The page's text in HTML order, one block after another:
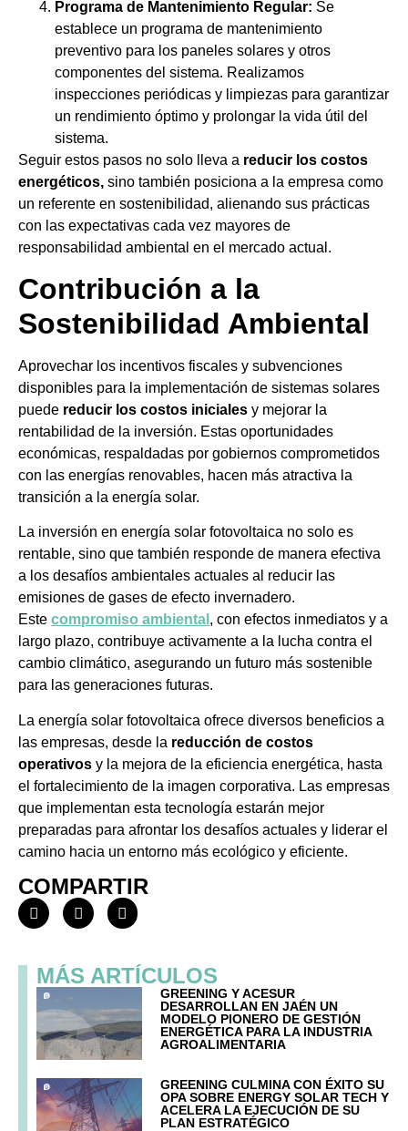
Programa de Mantenimiento Regular: Se
establece un programa de mantenimiento
preventivo para los paneles solares y otros
componentes del sistema. Realizamos
inspecciones periódicas y limpiezas para garantizar
un rendimiento óptimo y prolongar la vida útil del
sistema.
Seguir estos pasos no solo lleva a reducir los costos
energéticos, sino también posiciona a la empresa como
un referente en sostenibilidad, alienando sus prácticas
con las expectativas cada vez mayores de
responsabilidad ambiental en el mercado actual.
Contribución a la
Sostenibilidad Ambiental
Aprovechar los incentivos fiscales y subvenciones
disponibles para la implementación de sistemas solares
puede reducir los costos iniciales y mejorar la
rentabilidad de la inversión. Estas oportunidades
económicas, respaldadas por gobiernos comprometidos
con las energías renovables, hacen más atractiva la
transición a la energía solar.
La inversión en energía solar fotovoltaica no solo es
rentable, sino que también responde de manera efectiva
a los desafíos ambientales actuales al reducir las
emisiones de gases de efecto invernadero.
Este compromiso ambiental , con efectos inmediatos y a
largo plazo, contribuye activamente a la lucha contra el
cambio climático, asegurando un futuro más sostenible
para las generaciones futuras.
La energía solar fotovoltaica ofrece diversos beneficios a
las empresas, desde la reducción de costos
operativos y la mejora de la eficiencia energética, hasta
el fortalecimiento de la imagen corporativa. Las empresas
que implementan esta tecnología estarán mejor
preparadas para afrontar los desafíos actuales y liderar el
camino hacia un entorno más ecológico y eficiente.
COMPARTIR
MÁS ARTÍCULOS
GREENING Y ACESUR
DESARROLLAN EN JAÉN UN
MODELO PIONERO DE GESTIÓN
ENERGÉTICA PARA LA INDUSTRIA
AGROALIMENTARIA
GREENING CULMINA CON ÉXITO SU
OPA SOBRE ENERGY SOLAR TECH Y
ACELERA LA EJECUCIÓN DE SU
PLAN ESTRATÉGICO